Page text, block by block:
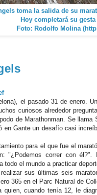
toma la salida de su
Hoy completará su
Foto: Rodolfo Molina
el pasado 31 de enero.
curiosos alrededor
de Marathonman. Se
en Gante un desafío casi
para el que fue el
"¿Podemos correr con él?".
todo el mundo a practicar
sus últimas seis
365 en el Parc Natural de
quien, cuando tenía 12, le